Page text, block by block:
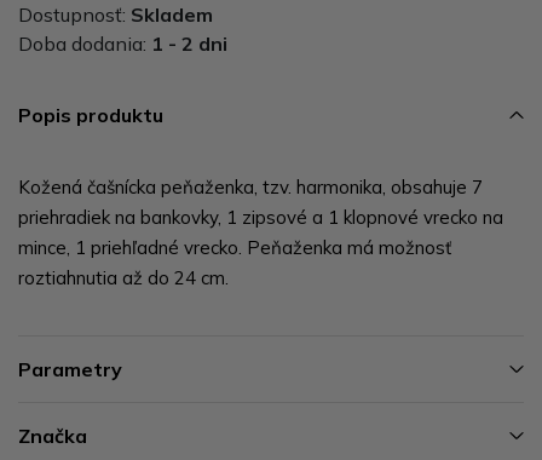
Dostupnosť: Skladem
Doba dodania: 1 - 2 dni
Popis produktu
Kožená čašnícka peňaženka, tzv. harmonika, obsahuje 7
priehradiek na bankovky, 1 zipsové a 1 klopnové vrecko na
mince, 1 priehľadné vrecko. Peňaženka má možnosť
roztiahnutia až do 24 cm.
Parametry
Značka